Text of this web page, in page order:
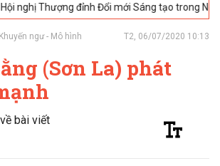
Thượng đỉnh Đổi mới Sáng tạo trong Ngành
Khuyến ngư - Mô hình T2, 06/07/2020 10:13
(Sơn La) phát
bài viết